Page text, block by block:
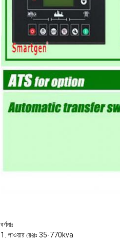
বর্ণনাঃ
1. পাওয়ার রেঞ্জঃ 35-770kva